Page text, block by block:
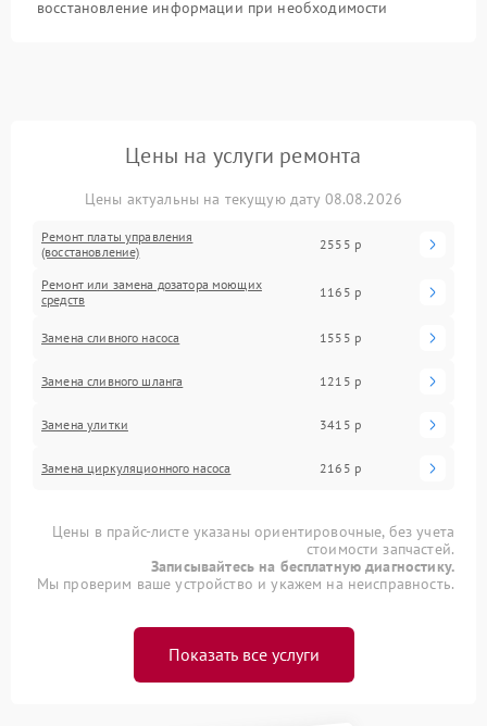
восстановление информации при необходимости
Цены на услуги ремонта
Цены актуальны на текущую дату 08.08.2026
Ремонт платы управления
(восстановление)
2555 р
Ремонт или замена дозатора моющих
средств
1165 р
Замена сливного насоса 1555 р
Замена сливного шланга 1215 р
Замена улитки 3415 р
Замена циркуляционного насоса 2165 р
Цены в прайс-листе указаны ориентировочные, без учета
стоимости запчастей.
Записывайтесь на бесплатную диагностику.
Мы проверим ваше устройство и укажем на неисправность.
Показать все услуги